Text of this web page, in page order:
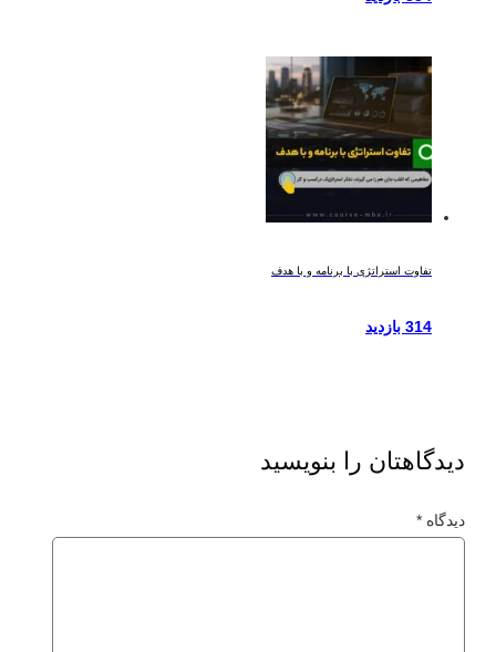
تفاوت استراتژی با برنامه و با هدف
314 بازدید
دیدگاهتان را بنویسید
دیدگاه *